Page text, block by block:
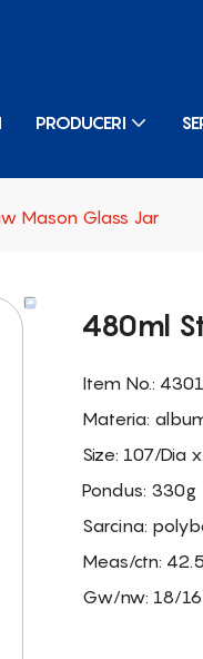
PRODUCERI
Mason Glass Jar
480ml
Item No.:
Materia:
Size: 107/Dia
Pondus: 330g
Sarcina:
Meas/ctn:
Gw/nw: 18/